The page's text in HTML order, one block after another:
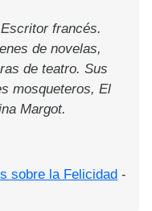
francés.
de novelas,
de teatro. Sus
mosqueteros, El
Margot.
sobre la Felicidad -